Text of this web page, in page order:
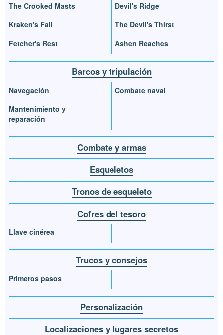
The Crooked Masts
Kraken's Fall
Fetcher's Rest
Devil's Ridge
The Devil's Thirst
Ashen Reaches
Barcos y tripulación
Navegación
Mantenimiento y
reparación
Combate naval
Combate y armas
Esqueletos
Tronos de esqueleto
Cofres del tesoro
Llave cinérea
Trucos y consejos
Primeros pasos
Personalización
Localizaciones y lugares secretos